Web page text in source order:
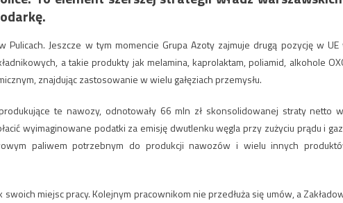
Pulicach. Jeszcze w tym momencie Grupa Azoty zajmuje drugą pozycję w UE
a takie produkty jak melamina, kaprolaktam, poliamid, alkohole
znajdując zastosowanie w wielu gałęziach przemysłu.
te nawozy, odnotowały 66 mln zł skonsolidowanej straty netto
wyimaginowane podatki za emisję dwutlenku węgla przy zużyciu prądu i
paliwem potrzebnym do produkcji nawozów i wielu innych
miejsc pracy. Kolejnym pracownikom nie przedłuża się umów, a